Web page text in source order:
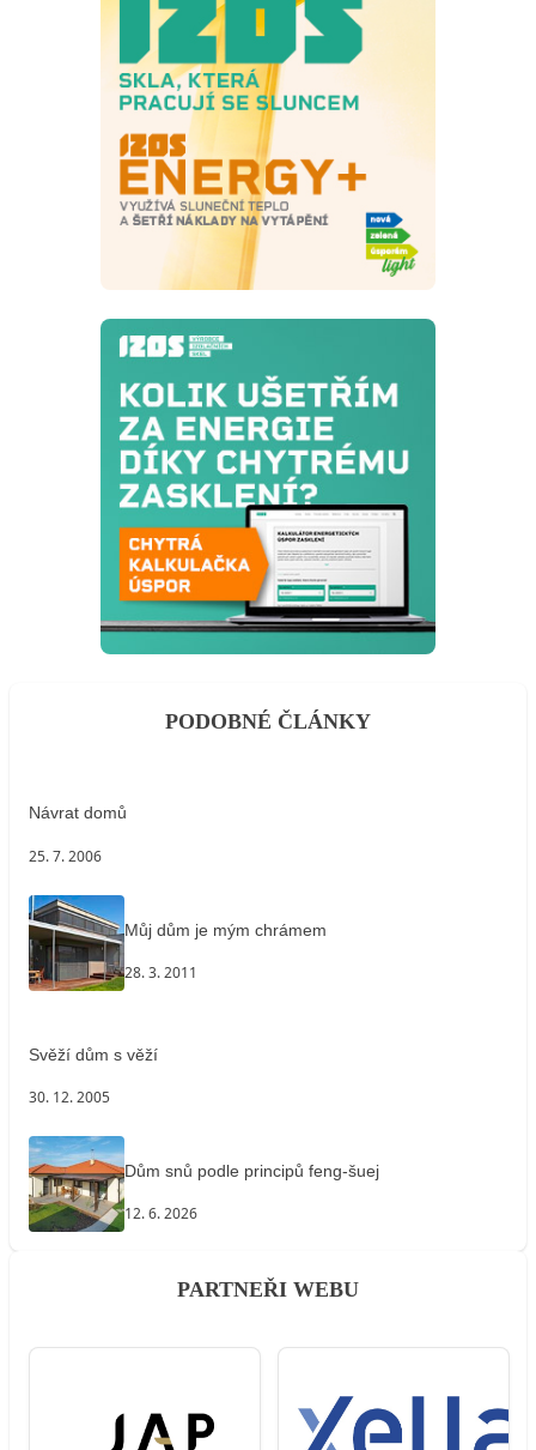
PODOBNÉ ČLÁNKY
Návrat domů
25. 7. 2006
Můj dům je mým chrámem
28. 3. 2011
Svěží dům s věží
30. 12. 2005
Dům snů podle principů feng-šuej
12. 6. 2026
PARTNEŘI WEBU